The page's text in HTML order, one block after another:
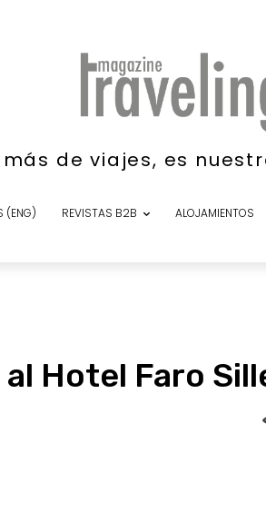
de viajes, es
(ENG) REVISTAS B2B ALOJAMIENTOS
Hotel Faro